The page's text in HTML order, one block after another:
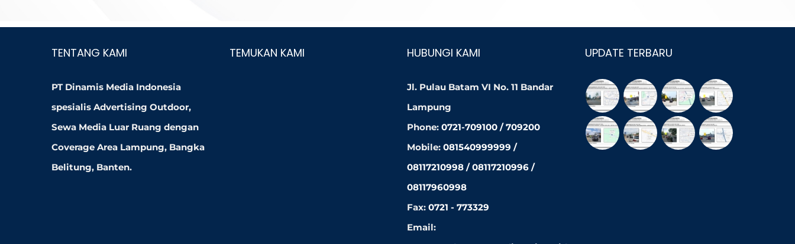
TENTANG KAMI
PT Dinamis Media Indonesia
spesialis Advertising Outdoor,
Sewa Media Luar Ruang dengan
Coverage Area Lampung, Bangka
Belitung, Banten.
TEMUKAN KAMI HUBUNGI KAMI
Jl. Pulau Batam VI No. 11 Bandar
Lampung
Phone: 0721-709100 / 709200
Mobile: 081540999999 /
08117210998 / 08117210996 /
08117960998
Fax: 0721 - 773329
Email:
UPDATE TERBARU